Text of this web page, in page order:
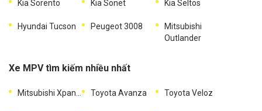
Kia Sorento Kia Sonet Kia Seltos
Hyundai Tucson Peugeot 3008
Mitsubishi
Outlander
Xe MPV tìm kiếm nhiều nhất
Mitsubishi Xpander Toyota Avanza Toyota Veloz